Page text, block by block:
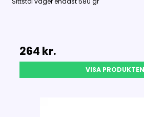
264 kr.
VISA PRODUKTEN